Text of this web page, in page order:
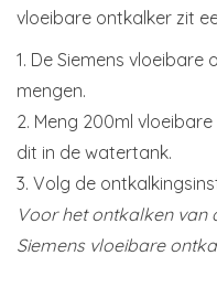
vloeibare ontkalker zit
1. De Siemens vloeibare
mengen.
2. Meng 200ml
dit in de watertank.
3. Volg de
Voor het ontkalken van
Siemens vloeibare